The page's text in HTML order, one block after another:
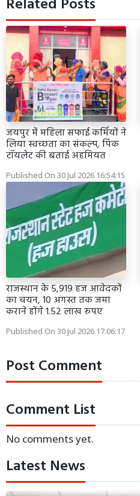
जयपुर में महिला सफाई कर्मियों ने
लिया स्वच्छता का संकल्प, पिंक
टॉयलेट की बताई अहमियत
Published On 30 Jul 2026 16:54:15
राजस्थान के 5,919 हज आवेदकों
का चयन, 10 अगस्त तक जमा
कराने होंगे 1.52 लाख रुपए
Published On 30 Jul 2026 17:06:17
Post Comment
Comment List
No comments yet.
Latest News